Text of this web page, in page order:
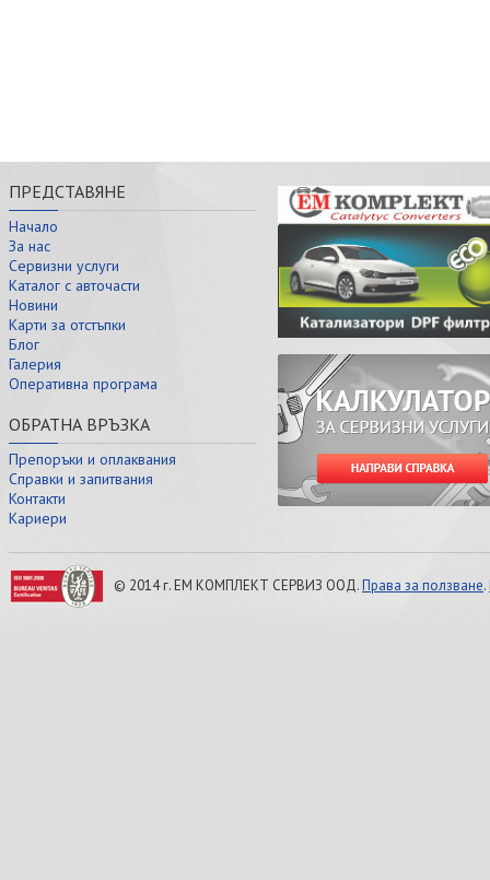
ПРЕДСТАВЯНЕ
Начало
За нас
Сервизни услуги
Каталог с авточасти
Новини
Карти за отстъпки
Блог
Галерия
Оперативна програма
ОБРАТНА ВРЪЗКА
Препоръки и оплаквания
Справки и запитвания
Контакти
Кариери
© 2014 г. ЕМ КОМПЛЕКТ СЕРВИЗ ООД.Права за ползване.